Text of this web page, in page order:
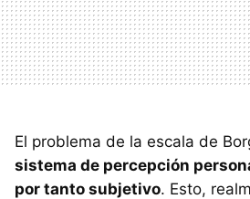
El problema de la escala de
sistema de percepción
por tanto subjetivo. Esto,